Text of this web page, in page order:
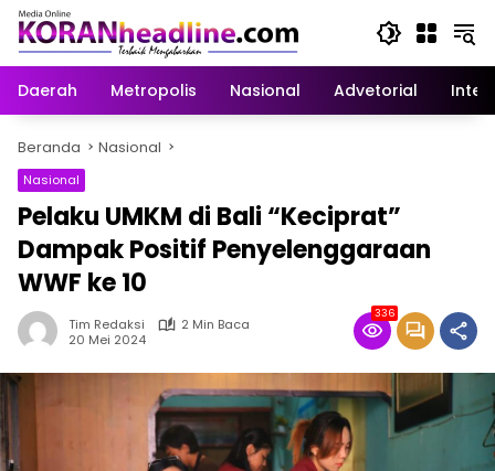
Langsung
konten
Daerah
Metropolis Nasional Advetorial
Beranda Nasional
Nasional
Pelaku UMKM di Bali “Keciprat”
Dampak Positif Penyelenggaraan
WWF ke 10
Tim Redaksi
2 Min Baca
20 Mei 2024
336